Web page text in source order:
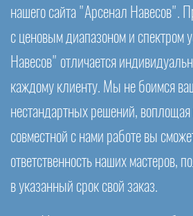
нашего сайта "Арсенал Навесов".
с ценовым диапазоном и спектром
Навесов" отличается
каждому клиенту. Мы не боимся
нестандартных решений,
совместной с нами работе вы
ответственность наших мастеров,
в указанный срок свой заказ.